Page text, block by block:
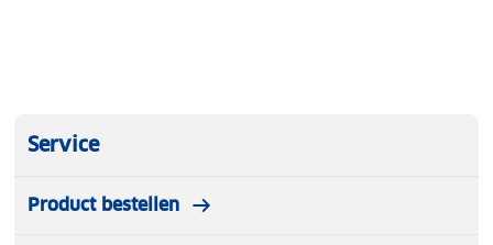
Service
Product bestellen